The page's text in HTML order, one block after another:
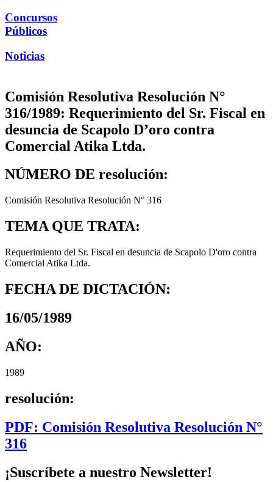
Concursos
Públicos
Noticias
Comisión Resolutiva Resolución N°
316/1989: Requerimiento del Sr. Fiscal en
desuncia de Scapolo D’oro contra
Comercial Atika Ltda.
NÚMERO DE resolución:
Comisión Resolutiva Resolución N° 316
TEMA QUE TRATA:
Requerimiento del Sr. Fiscal en desuncia de Scapolo D'oro contra
Comercial Atika Ltda.
FECHA DE DICTACIÓN:
16/05/1989
AÑO:
1989
resolución:
PDF: Comisión Resolutiva Resolución N°
316
¡Suscríbete a nuestro Newsletter!